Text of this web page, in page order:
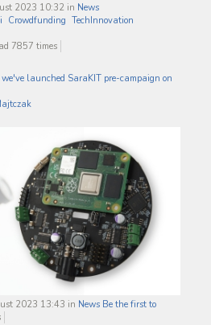
2023 10:32 in News
Crowdfunding TechInnovation
7857 times
launched SaraKIT pre-campaign on
2023 13:43 in News Be the first to